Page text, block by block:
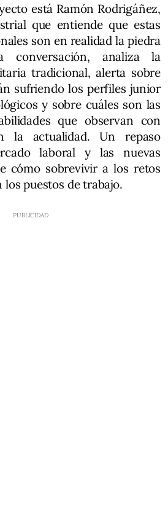
está Ramón Rodrigáñez,
que entiende que estas
son en realidad la piedra
conversación, analiza la
tradicional, alerta sobre
sufriendo los perfiles junior
y sobre cuáles son las
que observan con
la actualidad. Un repaso
laboral y las nuevas
cómo sobrevivir a los retos
los puestos de trabajo.